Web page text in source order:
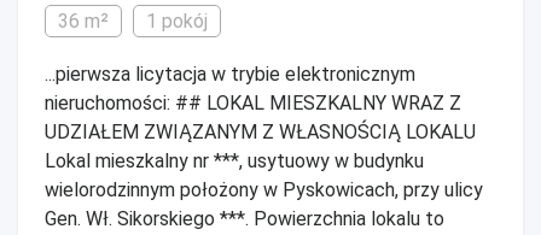
36 m²
1 pokój
...pierwsza licytacja w trybie elektronicznym
nieruchomości: ## LOKAL MIESZKALNY WRAZ Z
UDZIAŁEM ZWIĄZANYM Z WŁASNOŚCIĄ LOKALU
Lokal mieszkalny nr ***, usytuowy w budynku
wielorodzinnym położony w Pyskowicach, przy ulicy
Gen. Wł. Sikorskiego ***. Powierzchnia lokalu to